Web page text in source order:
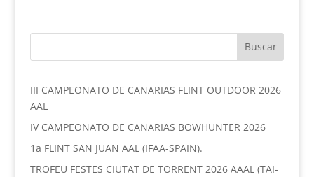
III CAMPEONATO DE CANARIAS FLINT OUTDOOR 2026
AAL
IV CAMPEONATO DE CANARIAS BOWHUNTER 2026
1a FLINT SAN JUAN AAL (IFAA-SPAIN).
TROFEU FESTES CIUTAT DE TORRENT 2026 AAAL (TAI-